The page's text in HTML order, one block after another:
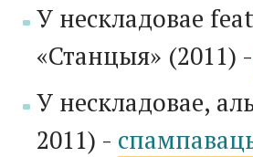
У нескладовае feat
«Станцыя» (2011) -
У нескладовае,
2011) -